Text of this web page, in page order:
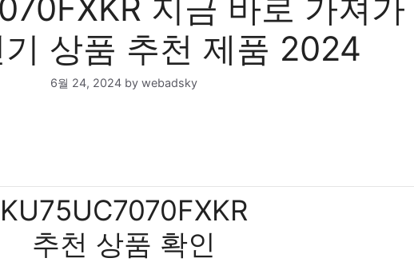
지금 바로 가져가
상품 추천 제품 2024
6월 24, 2024 by webadsky
KU75UC7070FXKR
추천 상품 확인